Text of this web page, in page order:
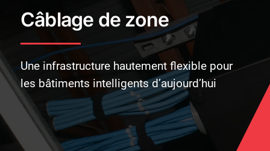
Câblage de zone
Une infrastructure hautement flexible pour
les bâtiments intelligents d’aujourd’hui